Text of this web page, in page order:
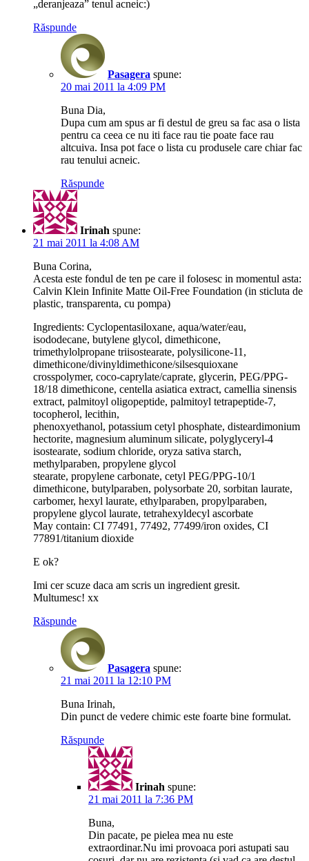
„deranjeaza” tenul acneic:)
Răspunde
Pasagera spune:
20 mai 2011 la 4:09 PM
Buna Dia,
Dupa cum am spus ar fi destul de greu sa fac asa o lista
pentru ca ceea ce nu iti face rau tie poate face rau
altcuiva. Insa pot face o lista cu produsele care chiar fac
rau tenului acneic.
Răspunde
Irinah spune:
21 mai 2011 la 4:08 AM
Buna Corina,
Acesta este fondul de ten pe care il folosesc in momentul asta:
Calvin Klein Infinite Matte Oil-Free Foundation (in sticluta de
plastic, transparenta, cu pompa)
Ingredients: Cyclopentasiloxane, aqua/water/eau,
isododecane, butylene glycol, dimethicone,
trimethylolpropane triisostearate, polysilicone-11,
dimethicone/divinyldimethicone/silsesquioxane
crosspolymer, coco-caprylate/caprate, glycerin, PEG/PPG-
18/18 dimethicone, centella asiatica extract, camellia sinensis
extract, palmitoyl oligopeptide, palmitoyl tetrapeptide-7,
tocopherol, lecithin,
phenoxyethanol, potassium cetyl phosphate, disteardimonium
hectorite, magnesium aluminum silicate, polyglyceryl-4
isostearate, sodium chloride, oryza sativa starch,
methylparaben, propylene glycol
stearate, propylene carbonate, cetyl PEG/PPG-10/1
dimethicone, butylparaben, polysorbate 20, sorbitan laurate,
carbomer, hexyl laurate, ethylparaben, propylparaben,
propylene glycol laurate, tetrahexyldecyl ascorbate
May contain: CI 77491, 77492, 77499/iron oxides, CI
77891/titanium dioxide
E ok?
Imi cer scuze daca am scris un ingredient gresit.
Multumesc! xx
Răspunde
Pasagera spune:
21 mai 2011 la 12:10 PM
Buna Irinah,
Din punct de vedere chimic este foarte bine formulat.
Răspunde
Irinah spune:
21 mai 2011 la 7:36 PM
Buna,
Din pacate, pe pielea mea nu este
extraordinar.Nu imi provoaca pori astupati sau